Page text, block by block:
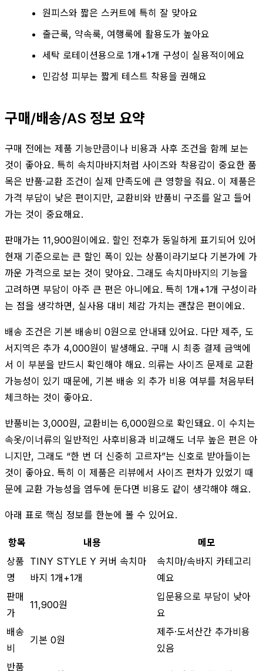
원피스와 짧은 스커트에 특히 잘 맞아요
출근룩, 약속룩, 여행룩에 활용도가 높아요
세탁 로테이션용으로 1개+1개 구성이 실용적이에요
민감성 피부는 짧게 테스트 착용을 권해요
구매/배송/AS 정보 요약
구매 전에는 제품 기능만큼이나 비용과 사후 조건을 함께 보는
것이 좋아요. 특히 속치마바지처럼 사이즈와 착용감이 중요한 품
목은 반품·교환 조건이 실제 만족도에 큰 영향을 줘요. 이 제품은
가격 부담이 낮은 편이지만, 교환비와 반품비 구조를 알고 들어
가는 것이 중요해요.
판매가는 11,900원이에요. 할인 전후가 동일하게 표기되어 있어
현재 기준으로는 큰 할인 폭이 있는 상품이라기보다 기본가에 가
까운 가격으로 보는 것이 맞아요. 그래도 속치마바지의 기능을
고려하면 부담이 아주 큰 편은 아니에요. 특히 1개+1개 구성이라
는 점을 생각하면, 실사용 대비 체감 가치는 괜찮은 편이에요.
배송 조건은 기본 배송비 0원으로 안내돼 있어요. 다만 제주, 도
서지역은 추가 4,000원이 발생해요. 구매 시 최종 결제 금액에
서 이 부분을 반드시 확인해야 해요. 의류는 사이즈 문제로 교환
가능성이 있기 때문에, 기본 배송 외 추가 비용 여부를 처음부터
체크하는 것이 좋아요.
반품비는 3,000원, 교환비는 6,000원으로 확인돼요. 이 수치는
속옷/이너류의 일반적인 사후비용과 비교해도 너무 높은 편은 아
니지만, 그래도 “한 번 더 신중히 고르자”는 신호로 받아들이는
것이 좋아요. 특히 이 제품은 리뷰에서 사이즈 편차가 있었기 때
문에 교환 가능성을 염두에 둔다면 비용도 같이 생각해야 해요.
아래 표로 핵심 정보를 한눈에 볼 수 있어요.
항목 내용
메모
상품
명
TINY STYLE Y 커버 속치마
바지 1개+1개
속치마/속바지 카테고리
예요
판매
가
11,900원
입문용으로 부담이 낮아
요
배송
비
기본 0원
제주·도서산간 추가비용
있음
반품